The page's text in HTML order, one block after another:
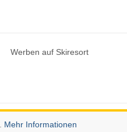
Werben auf Skiresort
Mehr Informationen